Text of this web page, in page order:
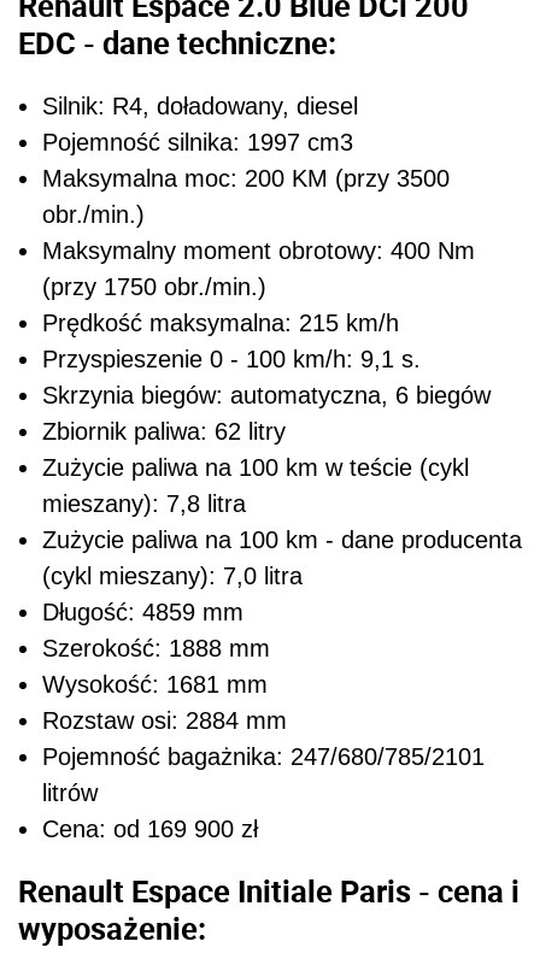
EDC - dane techniczne:
Silnik: R4, doładowany, diesel
Pojemność silnika: 1997 cm3
Maksymalna moc: 200 KM (przy 3500
obr./min.)
Maksymalny moment obrotowy: 400 Nm
(przy 1750 obr./min.)
Prędkość maksymalna: 215 km/h
Przyspieszenie 0 - 100 km/h: 9,1 s.
Skrzynia biegów: automatyczna, 6 biegów
Zbiornik paliwa: 62 litry
Zużycie paliwa na 100 km w teście (cykl
mieszany): 7,8 litra
Zużycie paliwa na 100 km - dane producenta
(cykl mieszany): 7,0 litra
Długość: 4859 mm
Szerokość: 1888 mm
Wysokość: 1681 mm
Rozstaw osi: 2884 mm
Pojemność bagażnika: 247/680/785/2101
litrów
Cena: od 169 900 zł
Renault Espace Initiale Paris - cena i
wyposażenie: